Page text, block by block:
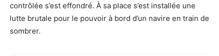
contrôlée s’est effondré. À sa place s’est installée une
lutte brutale pour le pouvoir à bord d’un navire en train de
sombrer.